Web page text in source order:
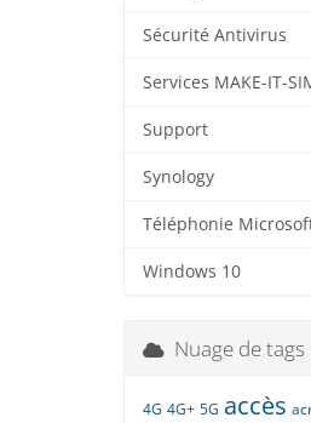
Sécurité Antivirus
Services MAKE-IT-
Support
Synology
Téléphonie
Windows 10
Nuage de tags
4G 4G+ 5G accès